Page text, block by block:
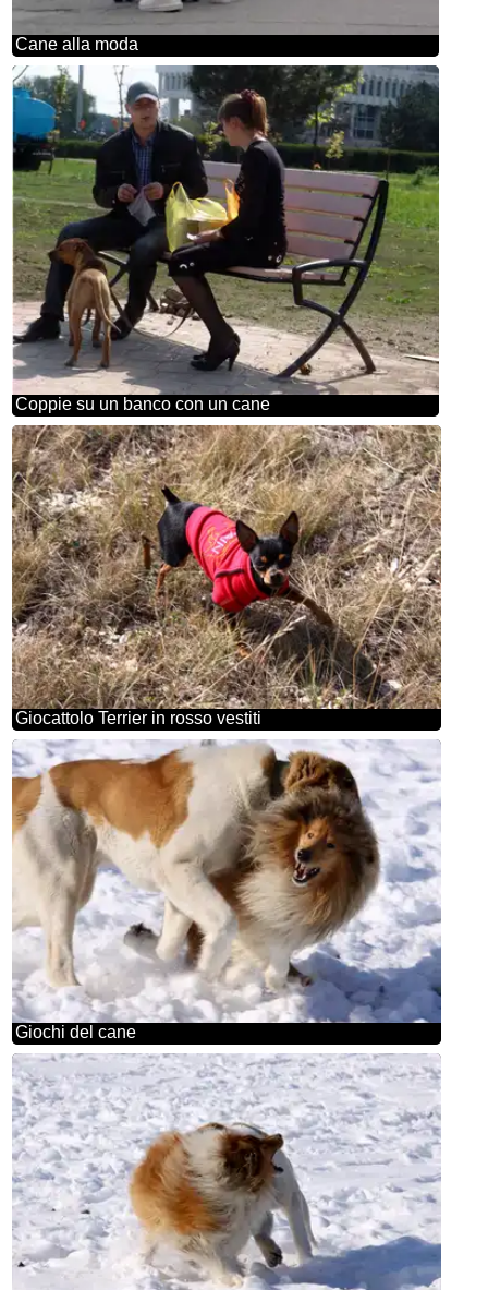
Cane alla moda
Coppie su un banco con un cane
Giocattolo Terrier in rosso vestiti
Giochi del cane